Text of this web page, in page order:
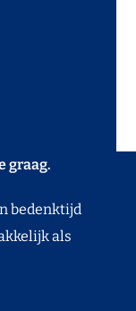
graag.
bedenktijd
als